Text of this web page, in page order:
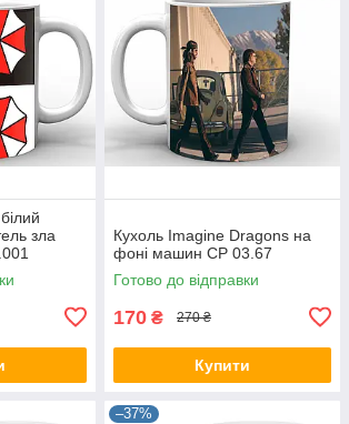
зла
Кухоль Imagine Dragons на
фоні машин CP 03.67
Готово до відправки
170 ₴ 270 ₴
Купити
–37%